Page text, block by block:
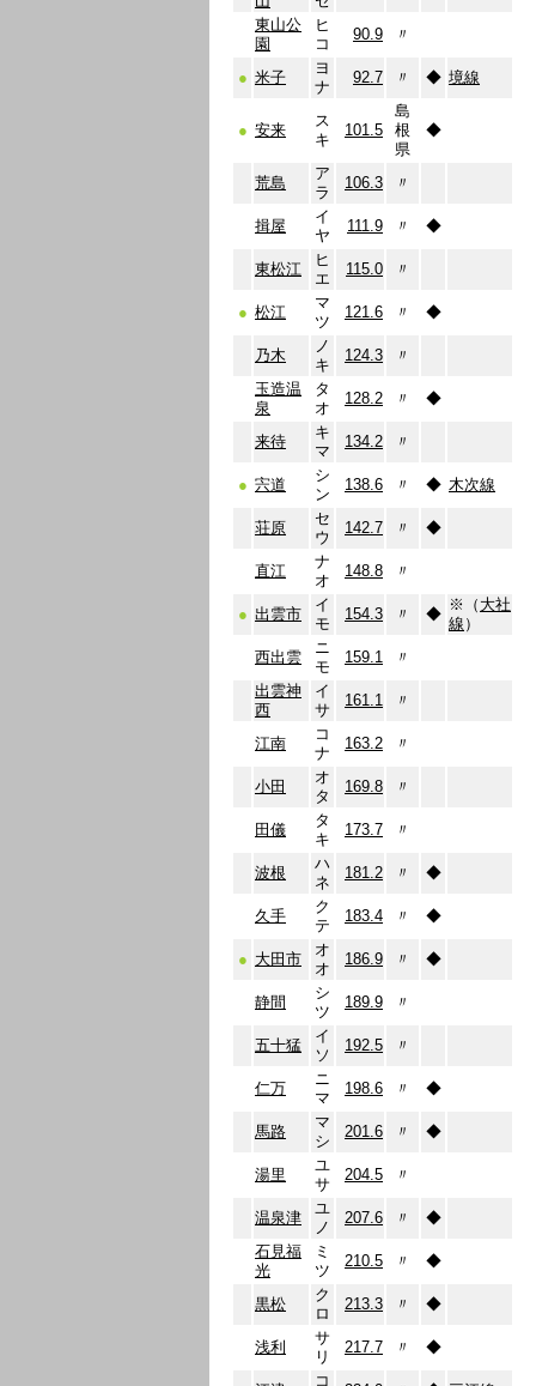
東山公
園
ヒ
コ
90.9 〃
● 米子
ヨ
ナ
92.7 〃 ◆ 境線
● 安来
ス
キ
101.5
島
根
県
◆
荒島
ア
ラ
106.3 〃
揖屋
イ
ヤ
111.9 〃 ◆
東松江
ヒ
エ
115.0 〃
● 松江
マ
ツ
121.6 〃 ◆
乃木
ノ
キ
124.3
〃
玉造温
泉
タ
オ
128.2 〃 ◆
来待
キ
マ
134.2 〃
● 宍道
シ
ン
138.6 〃 ◆ 木次線
荘原
セ
ウ
142.7 〃 ◆
直江
ナ
オ
148.8 〃
● 出雲市
イ
モ
154.3 〃 ◆
※（ 大社
線 ）
西出雲
ニ
モ
159.1
〃
出雲神
西
イ
サ
161.1 〃
江南
コ
ナ
163.2 〃
小田
オ
タ
169.8 〃
田儀
タ
キ
173.7 〃
波根
ハ
ネ
181.2 〃 ◆
久手
ク
テ
183.4 〃 ◆
● 大田市
オ
オ
186.9 〃 ◆
静間
シ
ツ
189.9 〃
五十猛
イ
ソ
192.5 〃
仁万
ニ
マ
198.6 〃 ◆
馬路
マ
シ
201.6 〃 ◆
湯里
ユ
サ
204.5 〃
温泉津
ユ
ノ
207.6 〃
◆
石見福
光
ミ
ツ
210.5 〃 ◆
黒松
ク
ロ
213.3 〃 ◆
浅利
サ
リ
217.7 〃 ◆
コ